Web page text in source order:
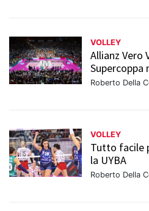
VOLLEY
Allianz Vero
Supercoppa
Roberto Della
VOLLEY
Tutto facile
la UYBA
Roberto Della